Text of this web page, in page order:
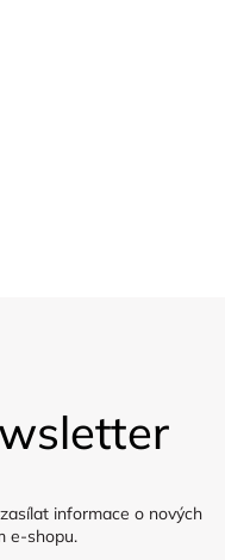
informace o nových
e-shopu.